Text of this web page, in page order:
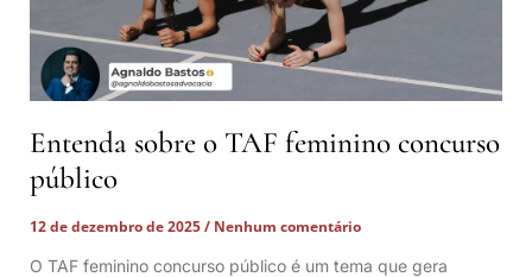
Entenda sobre o TAF feminino concurso
público
12 de dezembro de 2025
Nenhum comentário
O TAF feminino concurso público é um tema que gera